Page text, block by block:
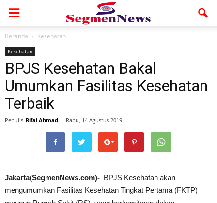
Beranda Kesehatan
Kesehatan
BPJS Kesehatan Bakal
Umumkan Fasilitas Kesehatan
Terbaik
Penulis Rifai Ahmad - Rabu, 14 Agustus 2019
Jakarta(SegmenNews.com)- BPJS Kesehatan akan
mengumumkan Fasilitas Kesehatan Tingkat Pertama (FKTP)